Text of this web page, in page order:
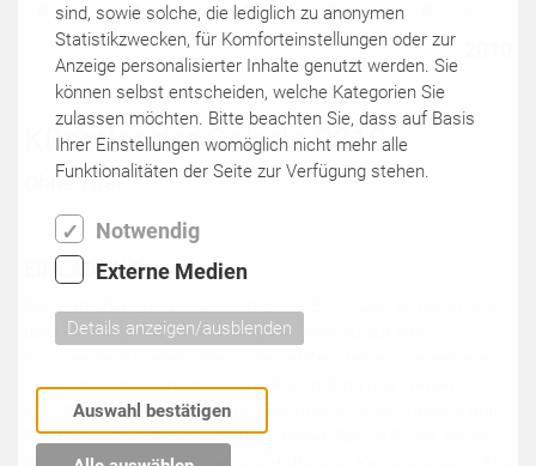
Malerei Zeichnung Grafik Objekte
Künstler der Galerie 2010
Ohne Titel
EINLADUNG
über ein erlebnisreiches Jahr und Vorschau auf das
wir Ihnen zum Jahresende eine Ausstellung und Werken von
Künstlern der Galerie. Malerei, Zeichnung, Grafik, Objekte und
Plastik von: Dirk Richter, Mathias Perlet, Benoit Rouer, Henrik
sind, sowie solche, die lediglich zu anonymen
Statistikzwecken, für Komforteinstellungen oder zur
Anzeige personalisierter Inhalte genutzt werden. Sie
können selbst entscheiden, welche Kategorien Sie
zulassen möchten. Bitte beachten Sie, dass auf Basis
Ihrer Einstellungen womöglich nicht mehr alle
Funktionalitäten der Seite zur Verfügung stehen.
Notwendig
Externe Medien
Details anzeigen/ausblenden
Auswahl bestätigen